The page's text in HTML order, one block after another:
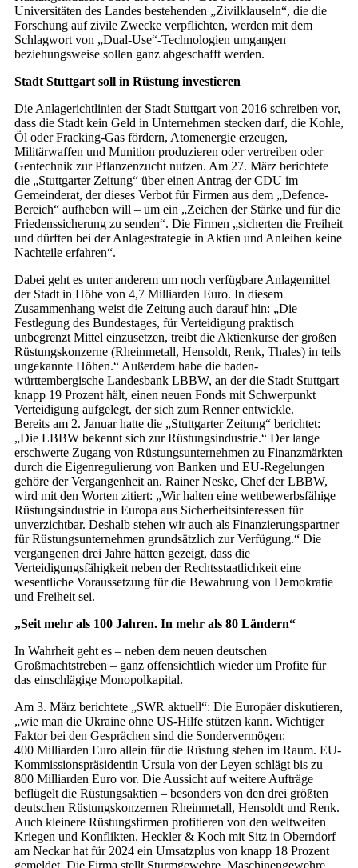
Universitäten des Landes bestehenden „Zivilklauseln“, die die
Forschung auf zivile Zwecke verpflichten, werden mit dem
Schlagwort von „Dual-Use“-Technologien umgangen
beziehungsweise sollen ganz abgeschafft werden.
Stadt Stuttgart soll in Rüstung investieren
Die Anlagerichtlinien der Stadt Stuttgart von 2016 schreiben vor,
dass die Stadt kein Geld in Unternehmen stecken darf, die Kohle,
Öl oder Fracking-Gas fördern, Atomenergie erzeugen,
Militärwaffen und Munition produzieren oder vertreiben oder
Gentechnik zur Pflanzenzucht nutzen. Am 27. März berichtete
die „Stuttgarter Zeitung“ über einen Antrag der CDU im
Gemeinderat, der dieses Verbot für Firmen aus dem „Defence-
Bereich“ aufheben will – um ein „Zeichen der Stärke und für die
Friedenssicherung zu senden“. Die Firmen „sicherten die Freiheit
und dürften bei der Anlagestrategie in Aktien und Anleihen keine
Nachteile erfahren“.
Dabei geht es unter anderem um noch verfügbare Anlagemittel
der Stadt in Höhe von 4,7 Milliarden Euro. In diesem
Zusammenhang weist die Zeitung auch darauf hin: „Die
Festlegung des Bundestages, für Verteidigung praktisch
unbegrenzt Mittel einzusetzen, treibt die Aktienkurse der großen
Rüstungskonzerne (Rheinmetall, Hensoldt, Renk, Thales) in teils
ungekannte Höhen.“ Außerdem habe die baden-
württembergische Landesbank LBBW, an der die Stadt Stuttgart
knapp 19 Prozent hält, einen neuen Fonds mit Schwerpunkt
Verteidigung aufgelegt, der sich zum Renner entwickle.
Bereits am 2. Januar hatte die „Stuttgarter Zeitung“ berichtet:
„Die LBBW bekennt sich zur Rüstungsindustrie.“ Der lange
erschwerte Zugang von Rüstungsunternehmen zu Finanzmärkten
durch die Eigenregulierung von Banken und EU-Regelungen
gehöre der Vergangenheit an. Rainer Neske, Chef der LBBW,
wird mit den Worten zitiert: „Wir halten eine wettbewerbsfähige
Rüstungsindustrie in Europa aus Sicherheitsinteressen für
unverzichtbar. Deshalb stehen wir auch als Finanzierungspartner
für Rüstungsunternehmen grundsätzlich zur Verfügung.“ Die
vergangenen drei Jahre hätten gezeigt, dass die
Verteidigungsfähigkeit neben der Rechtsstaatlichkeit eine
wesentliche Voraussetzung für die Bewahrung von Demokratie
und Freiheit sei.
„Seit mehr als 100 Jahren. In mehr als 80 Ländern“
In Wahrheit geht es – neben dem neuen deutschen
Großmachtstreben – ganz offensichtlich wieder um Profite für
das einschlägige Monopolkapital.
Am 3. März berichtete „SWR aktuell“: Die Europäer diskutieren,
„wie man die Ukraine ohne US-Hilfe stützen kann. Wichtiger
Faktor bei den Gesprächen sind die Sondervermögen:
400 Milliarden Euro allein für die Rüstung stehen im Raum. EU-
Kommissionspräsidentin Ursula von der Leyen schlägt bis zu
800 Milliarden Euro vor. Die Aussicht auf weitere Aufträge
beflügelt die Rüstungsaktien – besonders von den drei größten
deutschen Rüstungskonzernen Rheinmetall, Hensoldt und Renk.
Auch kleinere Rüstungsfirmen profitieren von den weltweiten
Kriegen und Konflikten. Heckler & Koch mit Sitz in Oberndorf
am Neckar hat für 2024 ein Umsatzplus von knapp 18 Prozent